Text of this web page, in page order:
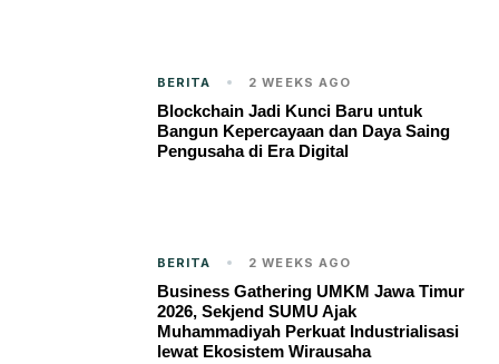
BERITA 2 WEEKS AGO
Blockchain Jadi Kunci Baru untuk
Bangun Kepercayaan dan Daya Saing
Pengusaha di Era Digital
BERITA 2 WEEKS AGO
Business Gathering UMKM Jawa Timur
2026, Sekjend SUMU Ajak
Muhammadiyah Perkuat Industrialisasi
lewat Ekosistem Wirausaha